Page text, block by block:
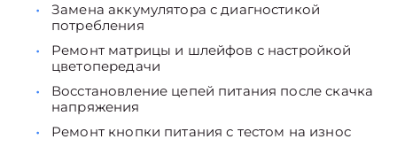
Замена аккумулятора с диагностикой
потребления
Ремонт матрицы и шлейфов с настройкой
цветопередачи
Восстановление цепей питания после скачка
напряжения
Ремонт кнопки питания с тестом на износ